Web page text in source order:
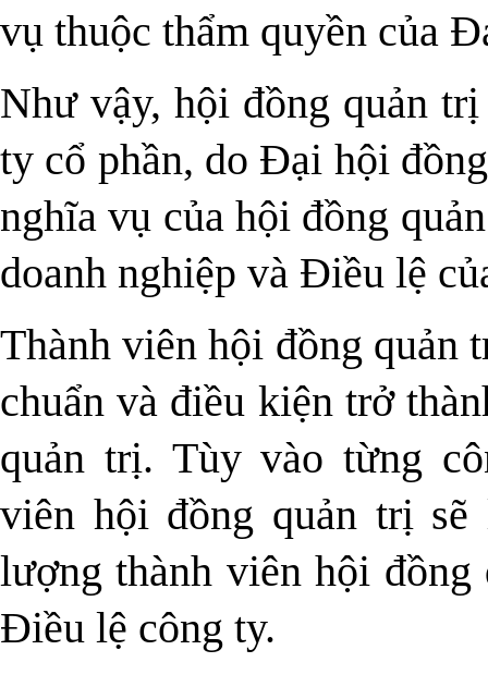
vụ thuộc thẩm quyền của
Như vậy, hội đồng quản
ty cổ phần, do Đại hội
nghĩa vụ của hội đồng
doanh nghiệp và Điều lệ
Thành viên hội đồng quản
chuẩn và điều kiện trở
quản trị. Tùy vào từng
viên hội đồng quản trị
lượng thành viên hội
Điều lệ công ty.